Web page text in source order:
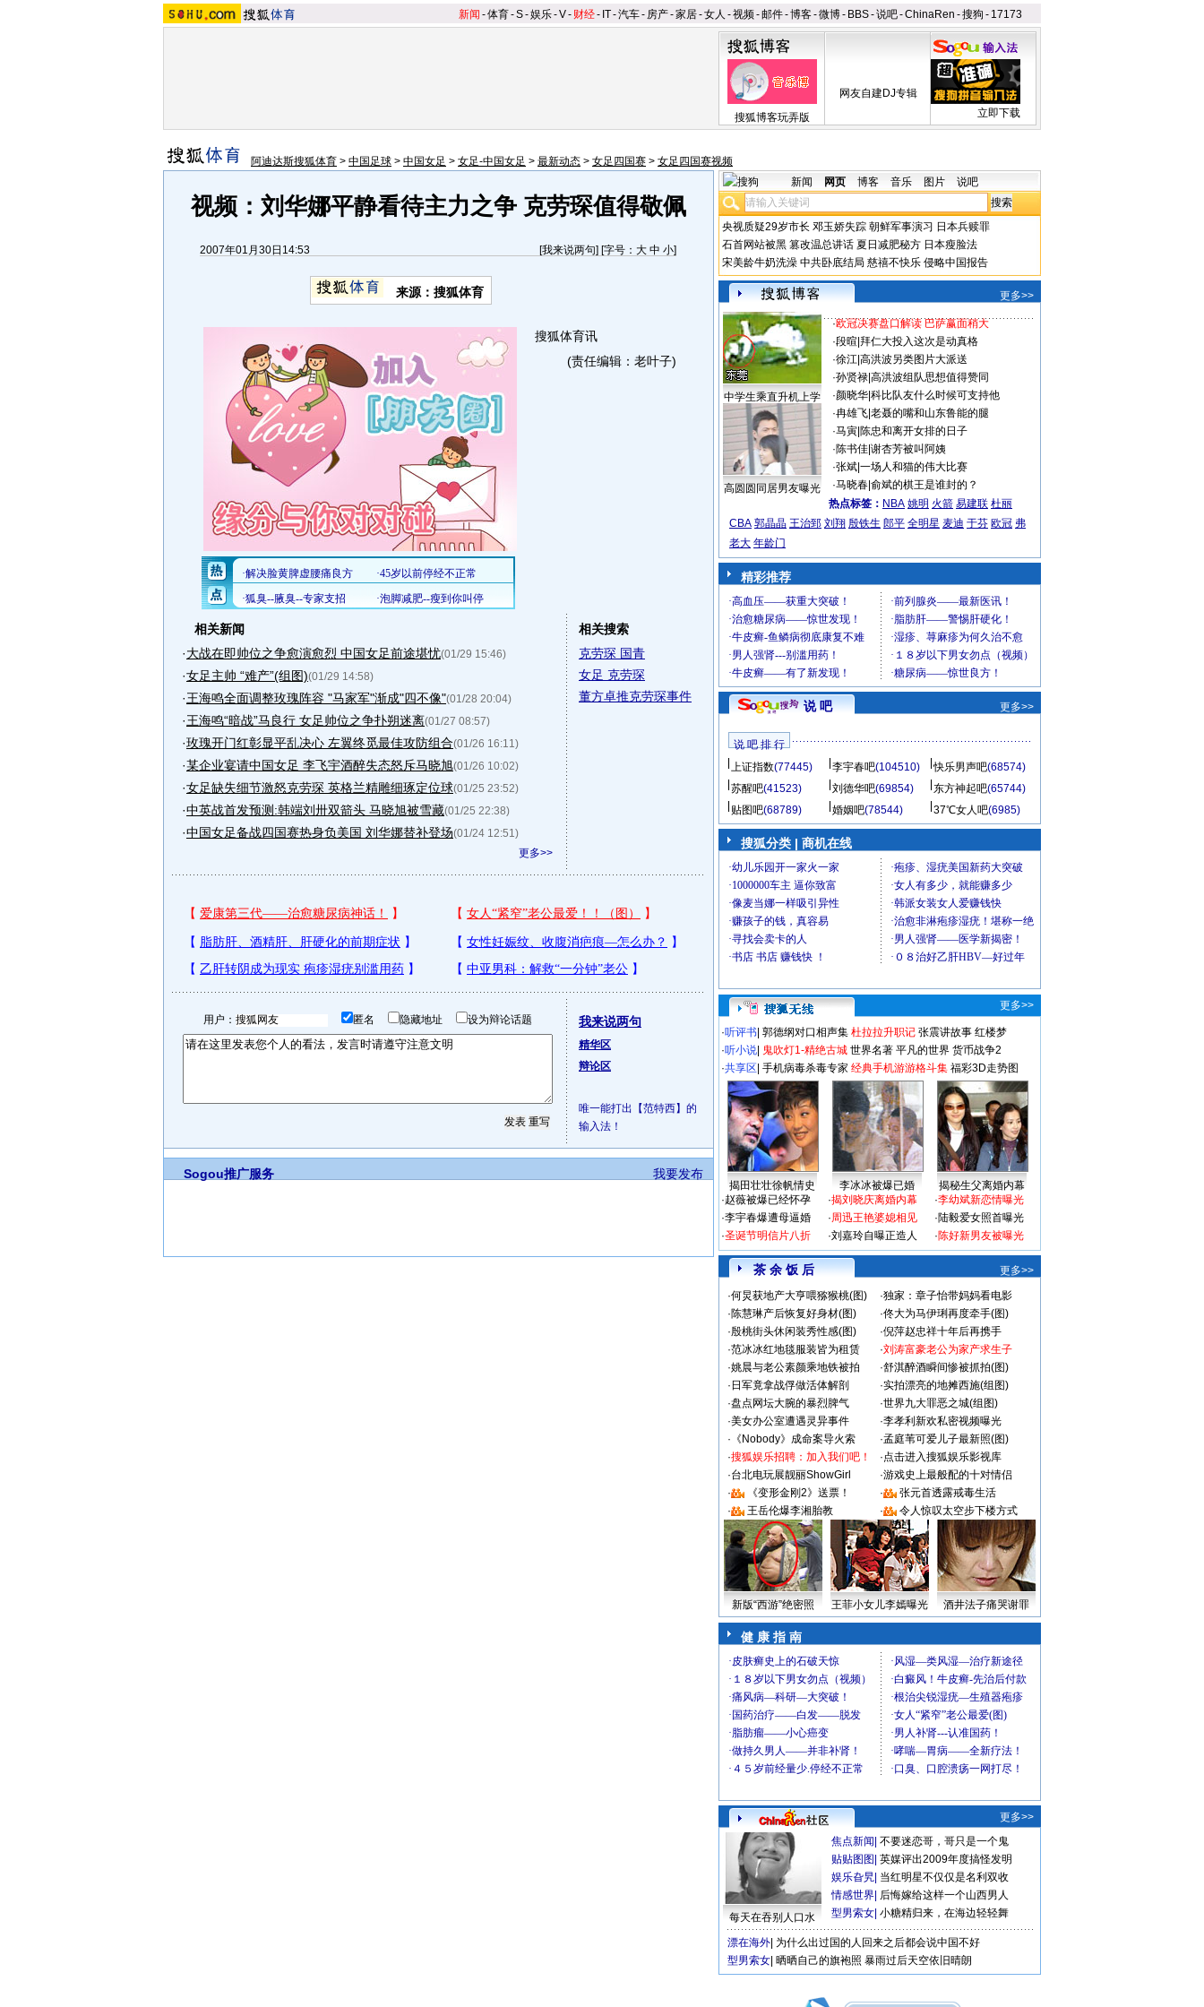
新闻 -体育-S-娱乐-V- 财经- IT-汽车- 房产-家居-女人 -视频-邮件-博客-微博- BBS-说吧-ChinaRen -搜狗 - 17173
搜狐博客玩弄版
网友自建DJ专辑
立即下载
阿迪达斯搜狐体育 > 中国足球 > 中国女足 > 女足-中国女足 > 最新动态 > 女足四国赛 > 女足四国赛视频
视频：刘华娜平静看待主力之争 克劳琛值得敬佩
2007年01月30日14:53 [我来说两句] [字号： 大 中 小]
来源：搜狐体育
搜狐体育讯
(责任编辑：老叶子)
相关新闻
·大战在即帅位之争愈演愈烈 中国女足前途堪忧(01/29 15:46)
·女足主帅 “难产”(组图)(01/29 14:58)
·王海鸣全面调整玫瑰阵容 "马家军"渐成"四不像"(01/28 20:04)
·王海鸣“暗战”马良行 女足帅位之争扑朔迷离(01/27 08:57)
·玫瑰开门红彰显平乱决心 左翼终觅最佳攻防组合(01/26 16:11)
·某企业宴请中国女足 李飞宇酒醉失态怒斥马晓旭(01/26 10:02)
·女足缺失细节激怒克劳琛 英格兰精雕细琢定位球(01/25 23:52)
·中英战首发预测:韩端刘卅双箭头 马晓旭被雪藏(01/25 22:38)
·中国女足备战四国赛热身负美国 刘华娜替补登场(01/24 12:51)
更多>>
相关搜索
克劳琛 国青
女足 克劳琛
董方卓推克劳琛事件
用户： 匿名 隐藏地址 设为辩论话题 我来说两句
精华区
辩论区
唯一能打出【范特西】的
输入法！
我要发布
Sogou推广服务
新闻 网页 博客 音乐 图片 说吧
央视质疑29岁市长 邓玉娇失踪 朝鲜军事演习 日本兵赎罪
石首网站被黑 篡改温总讲话 夏日减肥秘方 日本瘦脸法
宋美龄牛奶洗澡 中共卧底结局 慈禧不快乐 侵略中国报告
更多>>
中学生乘直升机上学
高圆圆同居男友曝光
·欧冠决赛盘口解读 巴萨赢面稍大
·段暄 拜仁大投入这次是动真格
·徐江| 高洪波另类图片大派送
·孙贤禄| 高洪波组队思想值得赞同
·颜晓华| 科比队友什么时候可支持他
·冉雄飞| 老聂的嘴和山东鲁能的腿
·马寅| 陈忠和离开女排的日子
·陈书佳| 谢杏芳被叫阿姨
·张斌| 一场人和猫的伟大比赛
·马晓春| 俞斌的棋王是谁封的？
热点标签： NBA 姚明 火箭 易建联 杜丽
CBA 郭晶晶 王治郅 刘翔 殷铁生 郎平 全明星 麦迪 于芬 欧冠 弗
老大 年龄门
精彩推荐
说 吧 更多>>
说 吧 排 行
上证指数(77445) 李宇春吧(104510) 快乐男声吧(68574)
苏醒吧(41523) 刘德华吧(69854) 东方神起吧(65744)
贴图吧(68789) 婚姻吧(78544) 37℃女人吧(6985)
搜狐分类 | 商机在线
更多>>
·听评书 郭德纲对口相声集 杜拉拉升职记 张震讲故事 红楼梦
·听小说 鬼吹灯1-精绝古城 世界名著 平凡的世界 货币战争2
·共享区 手机病毒杀毒专家 经典手机游游格斗集 福彩3D走势图
揭田壮壮徐帆情史 李冰冰被爆已婚
揭秘生父离婚内幕
·赵薇被爆已经怀孕
·李宇春爆遭母逼婚
·圣诞节明信片八折
·揭刘晓庆离婚内幕
·周迅王艳婆媳相见
·刘嘉玲自曝正造人
·李幼斌新恋情曝光
·陆毅爱女照首曝光
·陈好新男友被曝光
茶 余 饭 后
更多>>
·何炅获地产大亨喂猕猴桃(图) ·独家：章子怡带妈妈看电影
·陈慧琳产后恢复好身材(图) ·佟大为马伊琍再度牵手(图)
·殷桃街头休闲装秀性感(图) ·倪萍赵忠祥十年后再携手
·范冰冰红地毯服装皆为租赁 ·刘涛富豪老公为家产求生子
·姚晨与老公素颜乘地铁被拍 ·舒淇醉酒瞬间惨被抓拍(图)
· 日军竟拿战俘做活体解剖 ·实拍漂亮的地摊西施(组图)
·盘点网坛大腕的暴烈脾气 ·世界九大罪恶之城(组图)
·美女办公室遭遇灵异事件 ·李孝利新欢私密视频曝光
· 《Nobody》成命案导火索 ·孟庭苇可爱儿子最新照(图)
·搜狐娱乐招聘：加入我们吧！ ·点击进入搜狐娱乐影视库
·台北电玩展靓丽ShowGirl ·游戏史上最般配的十对情侣
·
《变形金刚2》送票！ ·
张元首透露戒毒生活
·
王岳伦爆李湘胎教 · 令人惊叹太空步下楼方式
新版“西游”绝密照 王菲小女儿李嫣曝光 酒井法子痛哭谢罪
健 康 指 南
更多>>
每天在吞别人口水
焦点新闻 不要迷恋哥，哥只是一个鬼
贴贴图图 英媒评出2009年度搞怪发明
娱乐旮旯 当红明星不仅仅是名利双收
情感世界 后悔嫁给这样一个山西男人
型男索女 小糖精归来，在海边轻轻舞
漂在海外 为什么出过国的人回来之后都会说中国不好
型男索女 晒晒自己的旗袍照 暴雨过后天空依旧晴朗